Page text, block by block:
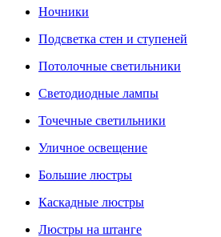
Ночники
Подсветка стен и ступеней
Потолочные светильники
Светодиодные лампы
Точечные светильники
Уличное освещение
Большие люстры
Каскадные люстры
Люстры на штанге